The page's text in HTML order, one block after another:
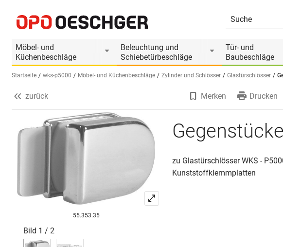
Möbel- und
Küchenbeschläge
Beleuchtung und
Schiebetürbeschläge
Tür- und
Baubeschläge
Sprache wählen (DE)
Startseite wks-p5000 Möbel- und Küchenbeschläge Zylinder und Schlösser Glastürschlösser
Produktinformationen
Produkt ist Zubehör von
zurück Merken Drucken
55.353.35
Bild 1 / 2
Gegenstücke
zu Glastürschlösser WKS -
Kunststoffklemmplatten